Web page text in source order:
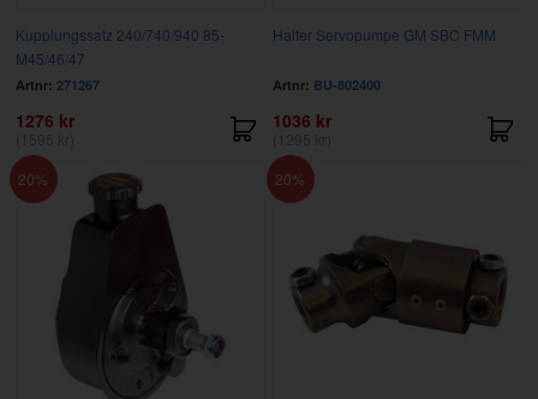
Kupplungssatz 240/740/940 85-
M45/46/47
Artnr: 271267
1276 kr
Halter Servopumpe GM SBC FMM
Artnr: BU-802400
1036 kr
20
20